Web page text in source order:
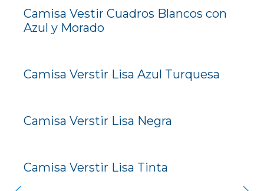
Camisa Vestir Cuadros Blancos con
Azul y Morado
Camisa Verstir Lisa Azul Turquesa
Camisa Verstir Lisa Negra
Camisa Verstir Lisa Tinta